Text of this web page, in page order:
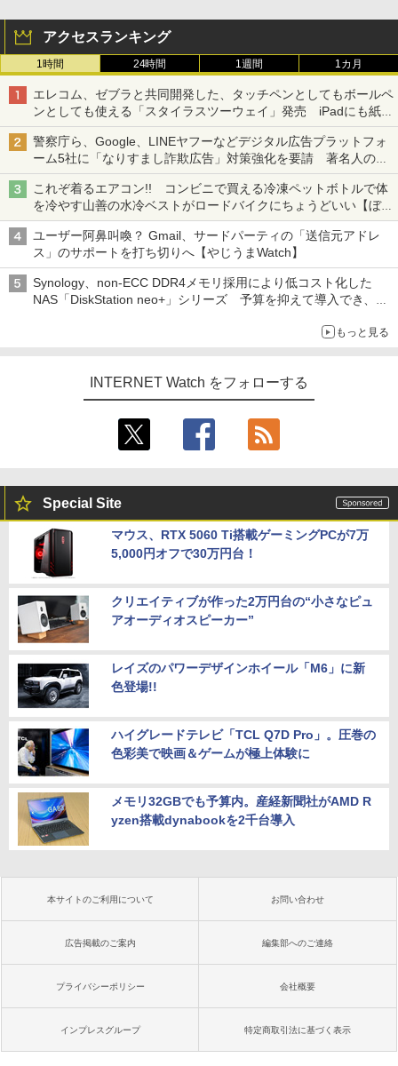
アクセスランキング
1時間 24時間 1週間 1カ月
エレコム、ゼブラと共同開発した、タッチペンとしてもボールペ
ンとしても使える「スタイラスツーウェイ」発売 iPadにも紙に
も、持ち替えずに書き込める
警察庁ら、Google、LINEヤフーなどデジタル広告プラットフォ
ーム5社に「なりすまし詐欺広告」対策強化を要請 著名人の写
真や映像を使った投資詐欺などへの対策として
これぞ着るエアコン!! コンビニで買える冷凍ペットボトルで体
を冷やす山善の水冷ベストがロードバイクにちょうどいい【ぼっ
ち・ざ・ろーど！その14】【空いた時間でなにしてる？】
ユーザー阿鼻叫喚？ Gmail、サードパーティの「送信元アドレ
ス」のサポートを打ち切りへ【やじうまWatch】
Synology、non-ECC DDR4メモリ採用により低コスト化した
NAS「DiskStation neo+」シリーズ 予算を抑えて導入でき、
もっと見る
INTERNET Watch をフォローする
Special Site
マウス、RTX 5060 Ti搭載ゲーミングPCが7万
5,000円オフで30万円台！
クリエイティブが作った2万円台の“小さなピュ
アオーディオスピーカー”
レイズのパワーデザインホイール「M6」に新
色登場!!
ハイグレードテレビ「TCL Q7D Pro」。圧巻の
色彩美で映画＆ゲームが極上体験に
メモリ32GBでも予算内。産経新聞社がAMD R
yzen搭載dynabookを2千台導入
本サイトのご利用について お問い合わせ
広告掲載のご案内 編集部へのご連絡
プライバシーポリシー 会社概要
インプレスグループ 特定商取引法に基づく表示